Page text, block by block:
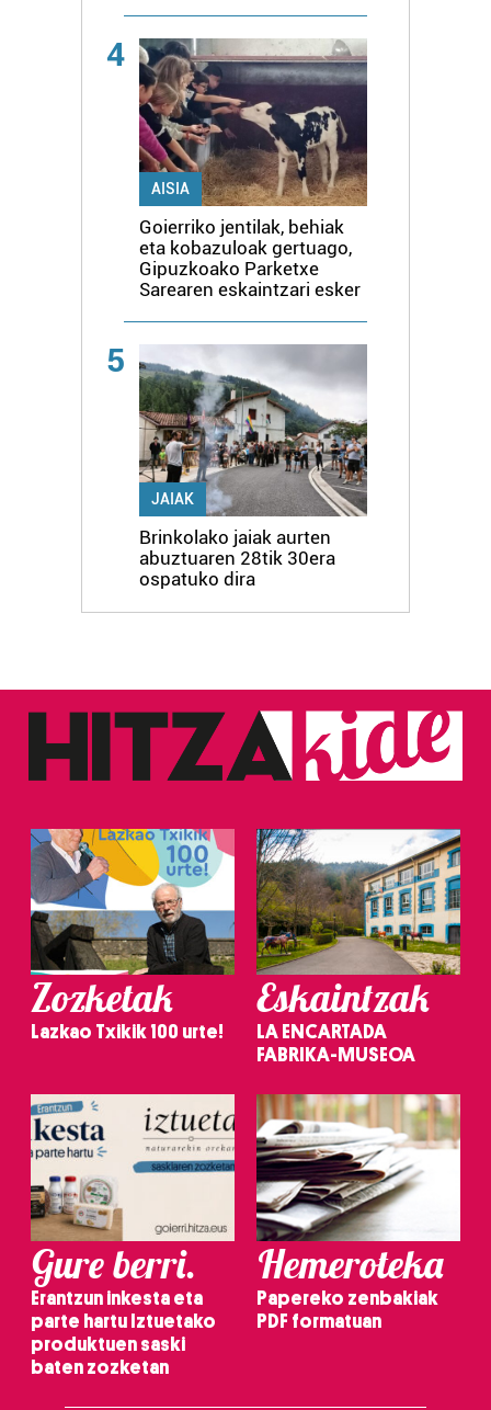
4
AISIA
Goierriko jentilak, behiak
eta kobazuloak gertuago,
Gipuzkoako Parketxe
Sarearen eskaintzari esker
5
JAIAK
Brinkolako jaiak aurten
abuztuaren 28tik 30era
ospatuko dira
Zozketak
Lazkao Txikik 100 urte!
Eskaintzak
LA ENCARTADA
FABRIKA-MUSEOA
Gure berri.
Erantzun inkesta eta
parte hartu Iztuetako
produktuen saski
baten zozketan
Hemeroteka
Papereko zenbakiak
PDF formatuan